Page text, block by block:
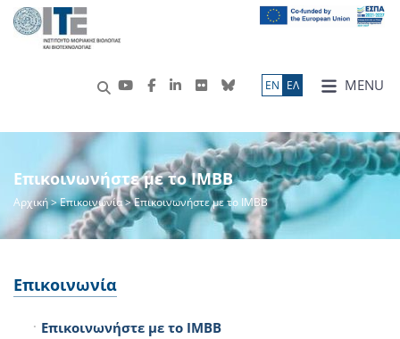
MENU
ΕN ΕΛ
Επικοινωνήστε με το IMBB
Αρχική> Επικοινωνία > Επικοινωνήστε με το IMBB
Επικοινωνία
Επικοινωνήστε με το IMBB